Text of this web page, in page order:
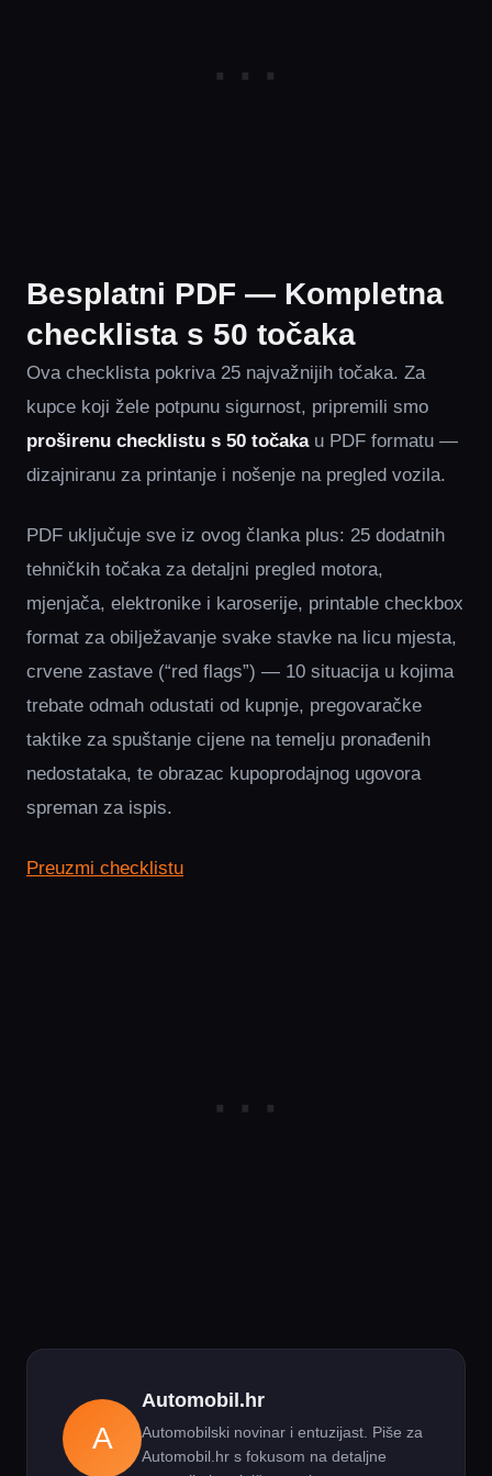
Besplatni PDF — Kompletna
checklista s 50 točaka
Ova checklista pokriva 25 najvažnijih točaka. Za
kupce koji žele potpunu sigurnost, pripremili smo
proširenu checklistu s 50 točakau PDF formatu —
dizajniranu za printanje i nošenje na pregled vozila.
PDF uključuje sve iz ovog članka plus: 25 dodatnih
tehničkih točaka za detaljni pregled motora,
mjenjača, elektronike i karoserije, printable checkbox
format za obilježavanje svake stavke na licu mjesta,
crvene zastave (“red flags”) — 10 situacija u kojima
trebate odmah odustati od kupnje, pregovaračke
taktike za spuštanje cijene na temelju pronađenih
nedostataka, te obrazac kupoprodajnog ugovora
spreman za ispis.
Preuzmi checklistu
A
Automobil.hr
Automobilski novinar i entuzijast. Piše za
Automobil.hr s fokusom na detaljne